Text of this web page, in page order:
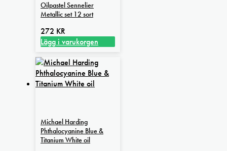
De
olika
alternativen
kan
på
produktsidan
Oilpastel Sennelier
Metallic set 12 sort
272 KR
Lägg i varukorgen
Michael Harding
Phthalocyanine Blue &
Titanium White oil